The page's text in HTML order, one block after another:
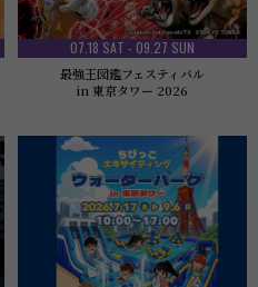
07.18 SAT - 09.27 SUN
最強王図鑑フェスティバル
in 東京タワー 2026